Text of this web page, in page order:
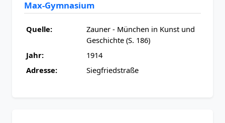
Max-Gymnasium
Quelle:
Zauner - München in Kunst und
Geschichte (S. 186)
Jahr:
1914
Adresse:
Siegfriedstraße